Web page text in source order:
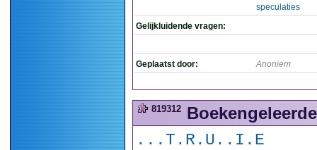
speculaties
Gelijkluidende vragen:
Geplaatst door: Anoniem
819312
...T.R.U..I.E